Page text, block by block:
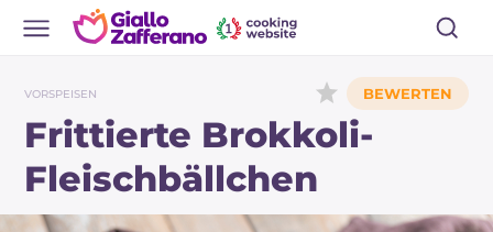
VORSPEISEN
Frittierte Brokkoli-
Fleischbällchen